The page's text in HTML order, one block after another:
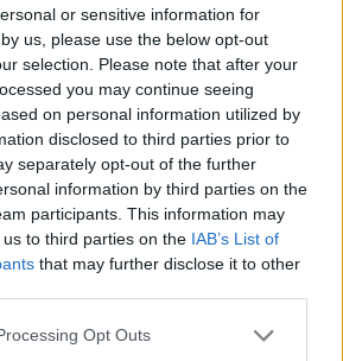
or sensitive information for
us, please use the below opt-out
selection. Please note that after your
you may continue seeing
on personal information utilized by
disclosed to third parties prior to
separately opt-out of the further
information by third parties on the
participants. This information may
to third parties on the IAB’s List of
that may further disclose it to other
Opt Outs
CONDIVIDERE: